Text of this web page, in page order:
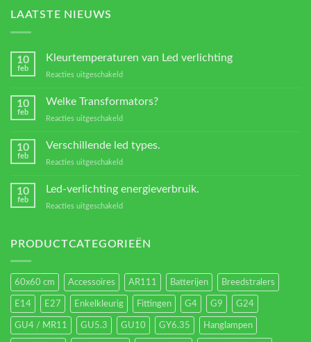
LAATSTE NIEUWS
10
feb
Kleurtemperaturen van Led verlichting
Reacties uitgeschakeld
verlichting
10
feb
Welke Transformators?
Reacties uitgeschakeld
Transformators?
10
feb
Verschillende led types.
Reacties uitgeschakeld
10
feb
Led-verlichting energieverbruik.
Reacties uitgeschakeld
energieverbruik.
PRODUCTCATEGORIEËN
60x60 cm Accessoires AR111 Batterijen Breedstralers
E14 E27 Enkelkleurig Fittingen G4 G9 G24
GU4 / MR11 GU5.3 GU10 GY6.35 Hanglampen